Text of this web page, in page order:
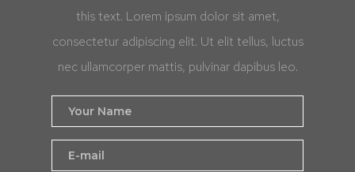
this text. Lorem ipsum dolor sit amet,
consectetur adipiscing elit. Ut elit tellus, luctus
nec ullamcorper mattis, pulvinar dapibus leo.